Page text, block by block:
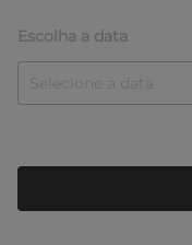
Escolha a data